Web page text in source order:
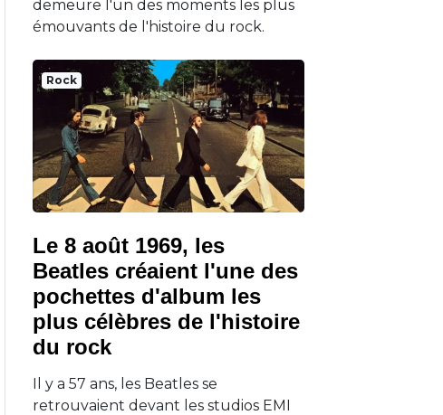
demeure l'un des moments les plus
émouvants de l'histoire du rock.
Rock
Le 8 août 1969, les
Beatles créaient l'une des
pochettes d'album les
plus célèbres de l'histoire
du rock
Il y a 57 ans, les Beatles se
retrouvaient devant les studios EMI